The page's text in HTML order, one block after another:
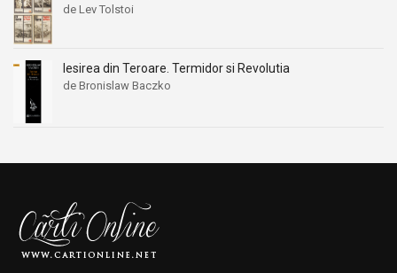
de Lev Tolstoi
Iesirea din Teroare. Termidor si Revolutia
de Bronislaw Baczko